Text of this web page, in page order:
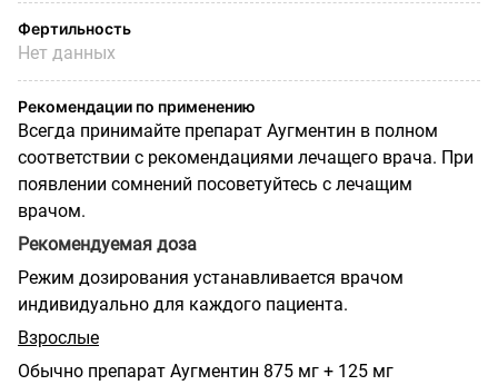
Фертильность
Нет данных
Рекомендации по применению
Всегда принимайте препарат Аугментин в полном
соответствии с рекомендациями лечащего врача. При
появлении сомнений посоветуйтесь с лечащим
врачом.
Рекомендуемая доза
Режим дозирования устанавливается врачом
индивидуально для каждого пациента.
Взрослые
Обычно препарат Аугментин 875 мг + 125 мг